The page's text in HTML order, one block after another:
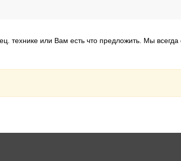
технике или Вам есть что предложить. Мы